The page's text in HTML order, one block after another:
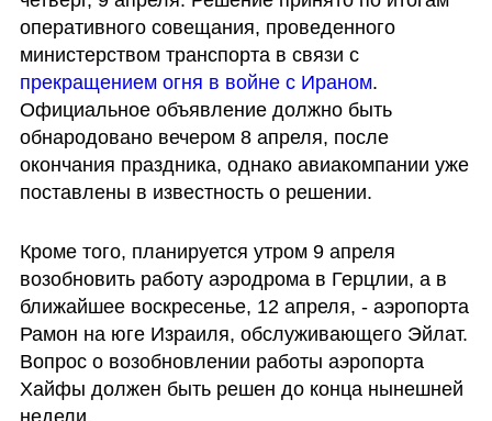
оперативного совещания, проведенного
министерством транспорта в связи с
прекращением огня в войне с Ираном.
Официальное объявление должно быть
обнародовано вечером 8 апреля, после
окончания праздника, однако авиакомпании уже
поставлены в известность о решении.
Кроме того, планируется утром 9 апреля
возобновить работу аэродрома в Герцлии, а в
ближайшее воскресенье, 12 апреля, - аэропорта
Рамон на юге Израиля, обслуживающего Эйлат.
Вопрос о возобновлении работы аэропорта
Хайфы должен быть решен до конца нынешней
недели.